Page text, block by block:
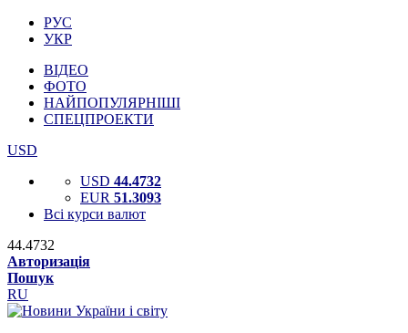
РУС
УКР
ВІДЕО
ФОТО
НАЙПОПУЛЯРНІШІ
СПЕЦПРОЕКТИ
USD
USD 44.4732
EUR 51.3093
Всі курси валют
44.4732
Авторизація
Пошук
RU